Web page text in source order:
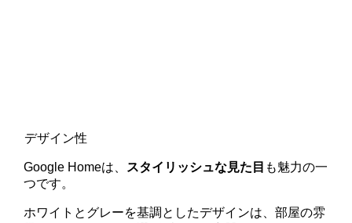
デザイン性
Google Homeは、 スタイリッシュな見た目 も魅力の一
つです。
ホワイトとグレーを基調としたデザインは、部屋の雰